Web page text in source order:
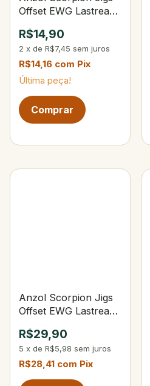
Offset EWG Lastreado
R$14,90
2 x de R$7,45 sem juros
R$14,16 com Pix
Última peça!
Anzol Scorpion Jigs
Offset EWG Lastreado
R$29,90
5 x de R$5,98 sem juros
R$28,41 com Pix